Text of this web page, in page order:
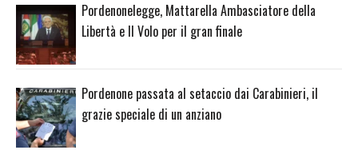
Pordenonelegge, Mattarella Ambasciatore della
Libertà e Il Volo per il gran finale
Pordenone passata al setaccio dai Carabinieri, il
grazie speciale di un anziano